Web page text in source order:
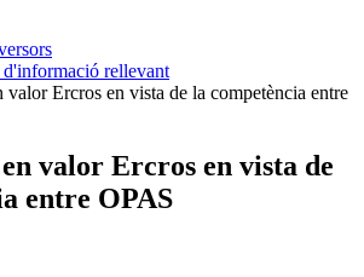
rellevant
valor Ercros en vista de la competència entre
valor Ercros en vista de
entre OPAS